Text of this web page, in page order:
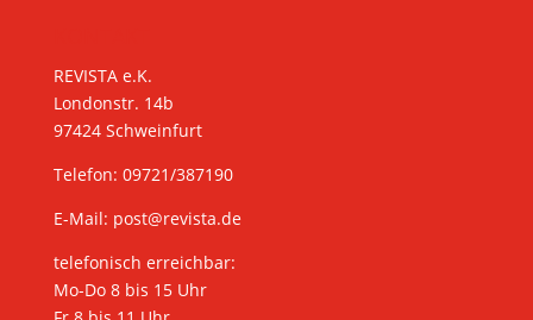
REVISTA e.K.
Londonstr. 14b
97424 Schweinfurt
Telefon: 09721/387190
E-Mail: post@revista.de
telefonisch erreichbar:
Mo-Do 8 bis 15 Uhr